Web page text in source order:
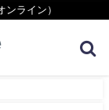
ライン）